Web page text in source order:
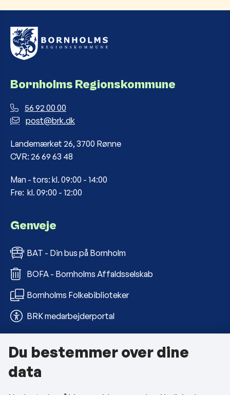
Bornholms Regionskommune
56 92 00 00
post@brk.dk
Landemærket 26, 3700 Rønne
CVR: 26 69 63 48
Man - tors: kl. 09:00 - 14:00
Fre: kl. 09:00 - 12:00
Genveje
BAT - Din bus på Bornholm
BOFA - Bornholms Affaldsselskab
Bornholms Folkebiblioteker
BRK medarbejderportal
Om kommunen
Kontakt os
Du bestemmer over dine
data